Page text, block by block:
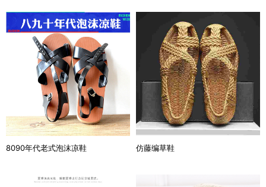
8090年代老式泡沫凉鞋 仿藤编草鞋